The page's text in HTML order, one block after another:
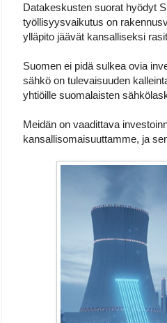
Datakeskusten suorat hyödyt
työllisyysvaikutus on
ylläpito jäävät kansalliseksi
Suomen ei pidä sulkea ovia
sähkö on tulevaisuuden
yhtiöille suomalaisten
Meidän on vaadittava
kansallisomaisuuttamme, ja